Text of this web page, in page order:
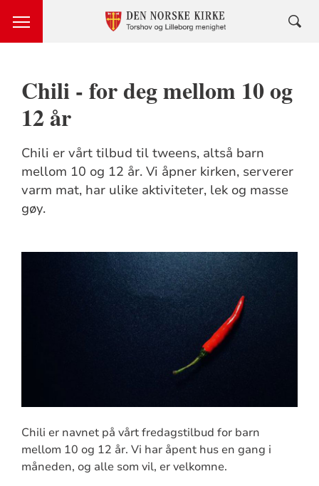
Chili - for deg mellom 10 og
12 år
Chili er vårt tilbud til tweens, altså barn
mellom 10 og 12 år. Vi åpner kirken, serverer
varm mat, har ulike aktiviteter, lek og masse
gøy.
Chili er navnet på vårt fredagstilbud for barn
mellom 10 og 12 år. Vi har åpent hus en gang i
måneden, og alle som vil, er velkomne.